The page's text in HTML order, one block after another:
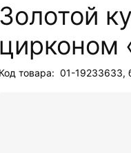
Золотой
цирконом
Код товара: 01-19233633,